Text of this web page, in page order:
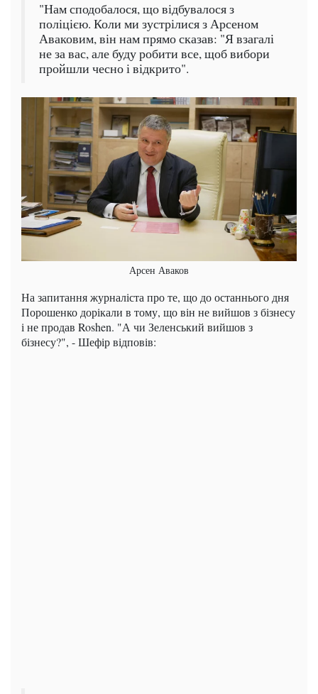
"Нам сподобалося, що відбувалося з
поліцією. Коли ми зустрілися з Арсеном
Аваковим, він нам прямо сказав: "Я взагалі
не за вас, але буду робити все, щоб вибори
пройшли чесно і відкрито".
Арсен Аваков
На запитання журналіста про те, що до останнього дня
Порошенко дорікали в тому, що він не вийшов з бізнесу
і не продав Roshen. "А чи Зеленський вийшов з
бізнесу?", - Шефір відповів: